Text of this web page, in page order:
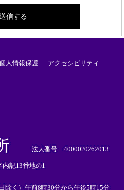
個人情報保護 アクセシビリティ
法人番号 4000020262013
記13番地の1
除く）午前8時30分から午後5時15分